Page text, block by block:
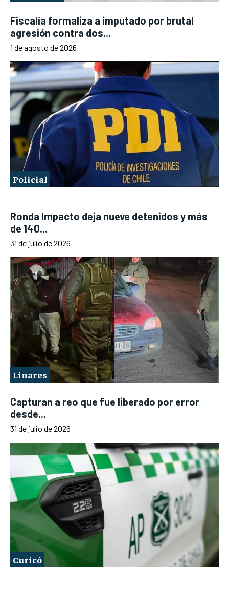
Fiscalía formaliza a imputado por brutal
agresión contra dos...
1 de agosto de 2026
Policial
Ronda Impacto deja nueve detenidos y más
de 140...
31 de julio de 2026
Linares
Capturan a reo que fue liberado por error
desde...
31 de julio de 2026
Curicó